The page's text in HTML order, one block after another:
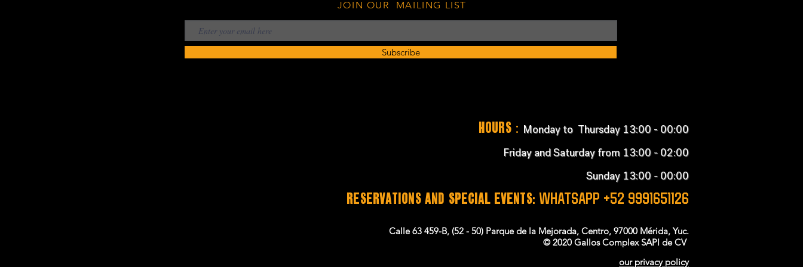
JOIN OUR MAILING LIST
Subscribe
Hours : Monday to Thursday 13:00 - 00:00
Friday and Saturday from 13:00 - 02:00
Sunday 13:00 - 00:00
RESERVATIONS and SPECIAL EVENTS: WHATSAPP +52 9991651126
Calle 63 459-B, (52 - 50) Parque de la Mejorada, Centro, 97000 Mérida, Yuc.
© 2020 Gallos Complex SAPI de CV
our privacy policy